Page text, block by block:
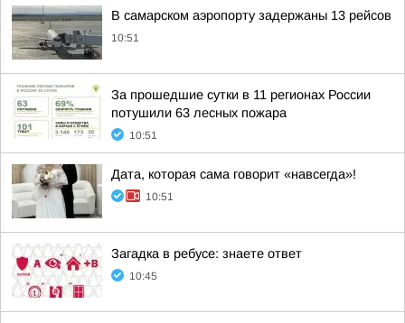
В самарском аэропорту задержаны 13 рейсов
10:51
За прошедшие сутки в 11 регионах России
потушили 63 лесных пожара
10:51
Дата, которая сама говорит «навсегда»!
10:51
Загадка в ребусе: знаете ответ
10:45